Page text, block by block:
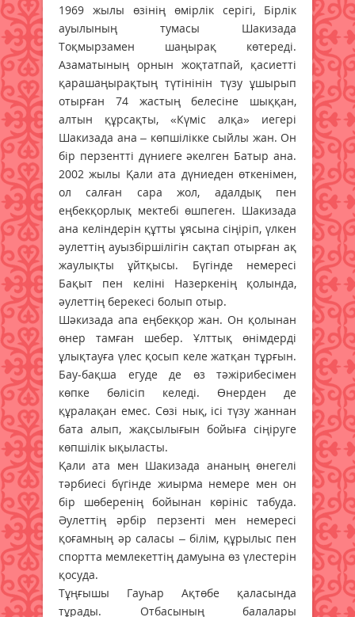
1969 жылы өзінің өмірлік серігі, Бірлік
ауылының тумасы Шакизада
Тоқмырзамен шаңырақ көтереді.
Азаматының орнын жоқтатпай, қасиетті
қарашаңырақтың түтінінін түзу ұшырып
отырған 74 жастың белесіне шыққан,
алтын құрсақты, «Күміс алқа» иегері
Шакизада ана – көпшілікке сыйлы жан. Он
бір перзентті дүниеге әкелген Батыр ана.
2002 жылы Қали ата дүниеден өткенімен,
ол салған сара жол, адалдық пен
еңбекқорлық мектебі өшпеген. Шакизада
ана келіндерін құтты ұясына сіңіріп, үлкен
әулеттің ауызбіршілігін сақтап отырған ақ
жаулықты ұйтқысы. Бүгінде немересі
Бақыт пен келіні Назеркенің қолында,
әулеттің берекесі болып отыр.
Шәкизада апа еңбекқор жан. Он қолынан
өнер тамған шебер. Ұлттық өнімдерді
ұлықтауға үлес қосып келе жатқан тұрғын.
Бау-бақша егуде де өз тәжірибесімен
көпке бөлісіп келеді. Өнерден де
құралақан емес. Сөзі нық, ісі түзу жаннан
бата алып, жақсылығын бойыға сіңіруге
көпшілік ықыласты.
Қали ата мен Шакизада ананың өнегелі
тәрбиесі бүгінде жиырма немере мен он
бір шөберенің бойынан көрініс табуда.
Әулеттің әрбір перзенті мен немересі
қоғамның әр саласы – білім, құрылыс пен
спортта мемлекеттің дамуына өз үлестерін
қосуда.
Тұңғышы Гауһар Ақтөбе қаласында
тұрады. Отбасының балалары